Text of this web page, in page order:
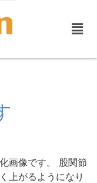
画像です。 股関節
上がるようになり